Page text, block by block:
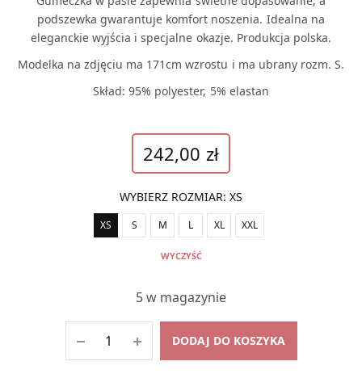
podszewka gwarantuje komfort noszenia. Idealna na
eleganckie wyjścia i specjalne okazje. Produkcja polska.
Modelka na zdjęciu ma 171cm wzrostu i ma ubrany rozm. S.
Skład: 95% polyester, 5% elastan
242,00 zł
WYBIERZ ROZMIAR: XS
XS S M L XL XXL
WYCZYŚĆ
5 w magazynie
DODAJ DO KOSZYKA